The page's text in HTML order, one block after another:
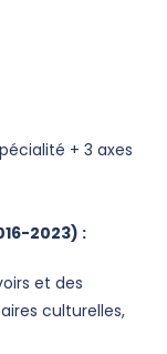
+ 3 axes
2023) :
et des
culturelles,